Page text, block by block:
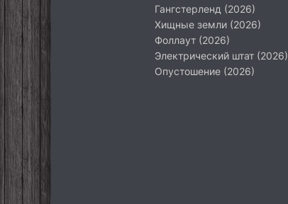
Гангстерленд (2026)
Хищные земли (2026)
Фоллаут (2026)
Электрический штат (2026)
Опустошение (2026)